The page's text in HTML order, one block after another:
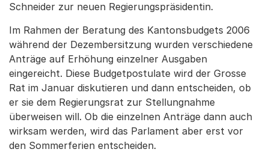
Schneider zur neuen Regierungspräsidentin.
Im Rahmen der Beratung des Kantonsbudgets 2006
während der Dezembersitzung wurden verschiedene
Anträge auf Erhöhung einzelner Ausgaben
eingereicht. Diese Budgetpostulate wird der Grosse
Rat im Januar diskutieren und dann entscheiden, ob
er sie dem Regierungsrat zur Stellungnahme
überweisen will. Ob die einzelnen Anträge dann auch
wirksam werden, wird das Parlament aber erst vor
den Sommerferien entscheiden.